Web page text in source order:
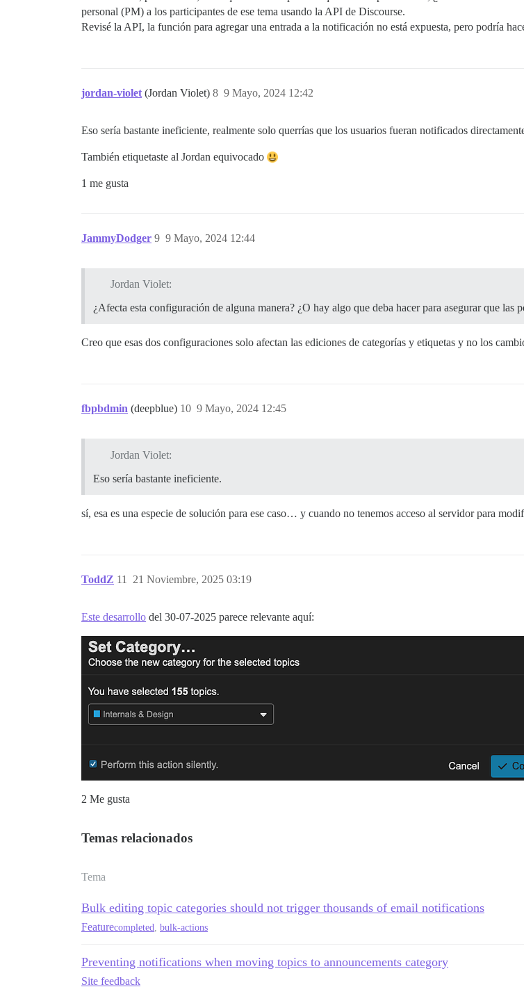
personal (PM) a los participantes de ese tema usando la API de Discourse.
Revisé la API, la función para agregar una entrada a la notificación no está expuesta, pero podría
jordan-violet (Jordan Violet) 9 Mayo, 2024 12:42
8
Eso sería bastante ineficiente, realmente solo querrías que los usuarios fueran notificados
También etiquetaste al Jordan equivocado
1 me gusta
JammyDodger 9 Mayo, 2024 12:44
9
Jordan Violet:
¿Afecta esta configuración de alguna manera? ¿O hay algo que deba hacer para asegurar que las
Creo que esas dos configuraciones solo afectan las ediciones de categorías y etiquetas y no los
fbpbdmin (deepblue) 9 Mayo, 2024 12:45
10
Jordan Violet:
Eso sería bastante ineficiente.
sí, esa es una especie de solución para ese caso… y cuando no tenemos acceso al servidor para
ToddZ 21 Noviembre, 2025 03:19
11
Este desarrollo del 30-07-2025 parece relevante aquí:
2 Me gusta
Temas relacionados
Tema
Bulk editing topic categories should not trigger thousands of email notifications
Featurecompleted bulk-actions
Preventing notifications when moving topics to announcements category
Site feedback